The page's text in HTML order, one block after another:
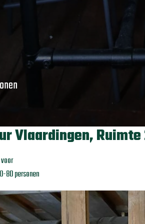
Vlaardingen, Ruimte
80 personen